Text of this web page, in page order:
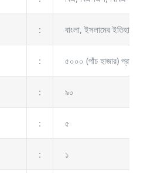
: বাংলা, ইসলামের ইতিহাস ও
: ৫০০০ (পাঁচ হাজার) প্রায়।
: ৯০
: ৫
: ১